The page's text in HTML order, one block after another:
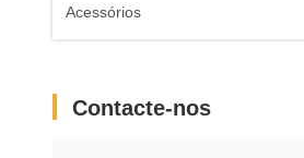
Acessórios
Contacte-nos